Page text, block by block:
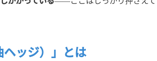
ッジ）」とは